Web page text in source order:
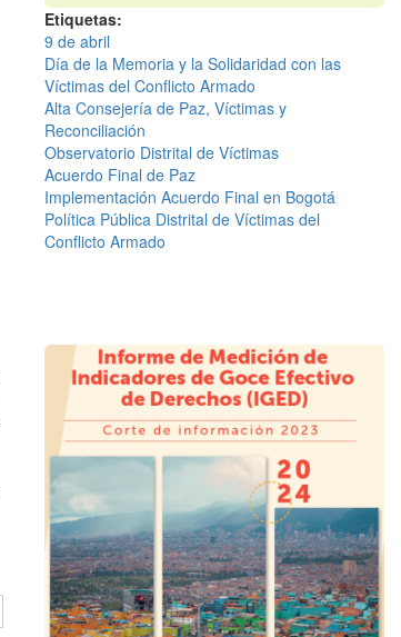
Etiquetas
9 de abril
Día de la Memoria y la Solidaridad con las
Víctimas del Conflicto Armado
Alta Consejería de Paz, Víctimas y
Reconciliación
Observatorio Distrital de Víctimas
Acuerdo Final de Paz
Implementación Acuerdo Final en Bogotá
Política Pública Distrital de Víctimas del
Conflicto Armado